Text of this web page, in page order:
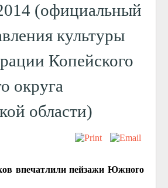
(официальный
культуры
Копейского
округа
области)
впечатлили пейзажи Южного